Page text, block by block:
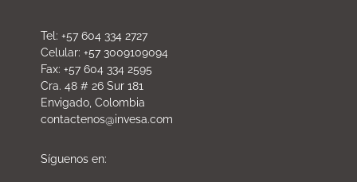
Tel: +57 604 334 2727
Celular: +57 3009109094
Fax: +57 604 334 2595
Cra. 48 # 26 Sur 181
Envigado, Colombia
contactenos@invesa.com
Síguenos en: